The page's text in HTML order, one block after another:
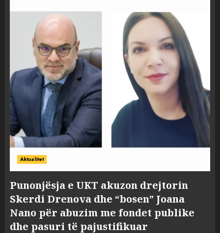
Aktualitet
Punonjësja e UKT akuzon drejtorin
Skerdi Drenova dhe “bosen” Joana
Nano për abuzim me fondet publike
dhe pasuri të pajustifikuar